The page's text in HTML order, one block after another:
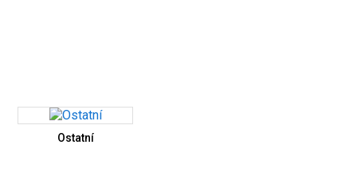
Ostatní